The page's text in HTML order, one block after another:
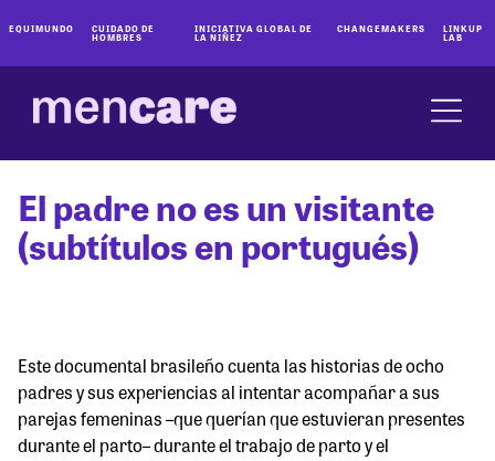
EQUIMUNDO CUIDADO DE
HOMBRES
INICIATIVA GLOBAL DE
LA NIÑEZ
CHANGEMAKERS LINKUP
LAB
El padre no es un visitante
(subtítulos en portugués)
Este documental brasileño cuenta las historias de ocho
padres y sus experiencias al intentar acompañar a sus
parejas femeninas –que querían que estuvieran presentes
durante el parto– durante el trabajo de parto y el